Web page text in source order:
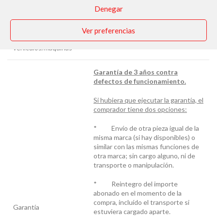
Denegar
Ver preferencias
Tornillos de culata de motores.
vehículos/máquinas
Mercedes y BMW, entre otros.
Garantía
Garantía de 3 años contra
defectos de funcionamiento.
Si hubiera que ejecutar la garantía, el
comprador tiene dos opciones:
* Envío de otra pieza igual de la
misma marca (si hay disponibles) o
similar con las mismas funciones de
otra marca; sin cargo alguno, ni de
transporte o manipulación.
* Reintegro del importe
abonado en el momento de la
compra, incluído el transporte si
estuviera cargado aparte.